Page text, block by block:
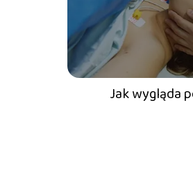
Jak wygląda